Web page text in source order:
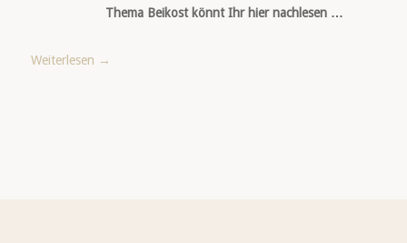
Thema Beikost könnt Ihr hier nachlesen …
Weiterlesen →